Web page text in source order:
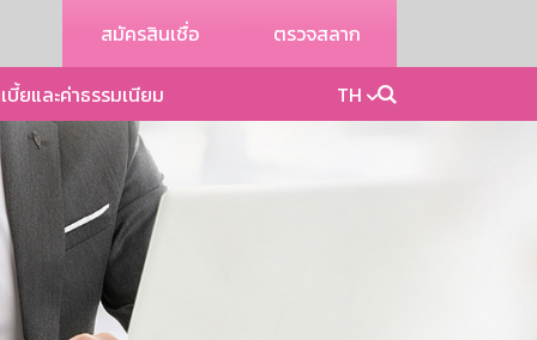
สมัครสินเชื่อ ตรวจสลาก
บี้ยและค่าธรรมเนียม TH